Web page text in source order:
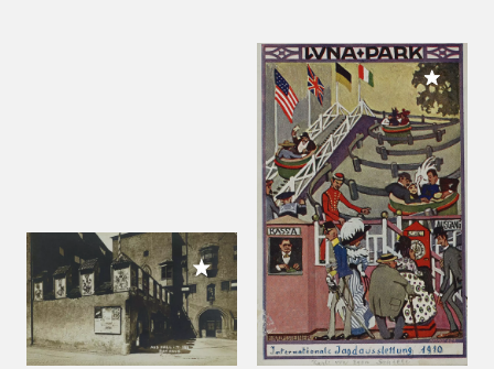
Meiner Sammlung hinzufügen
Meiner